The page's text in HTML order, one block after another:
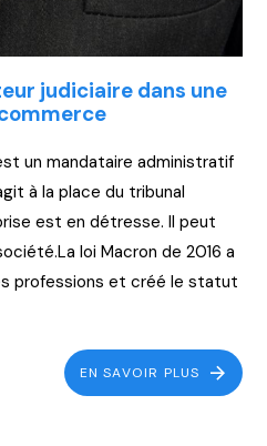
judiciaire dans une
un mandataire administratif
à la place du tribunal
est en détresse. Il peut
loi Macron de 2016 a
professions et créé le statut
EN SAVOIR PLUS